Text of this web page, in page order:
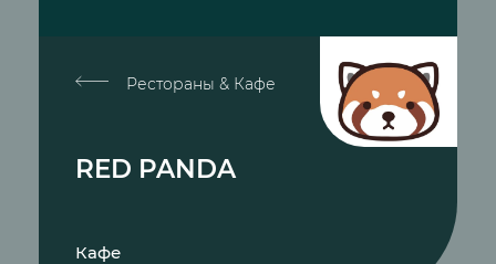
Рестораны & Кафе
RED PANDA
Кафе